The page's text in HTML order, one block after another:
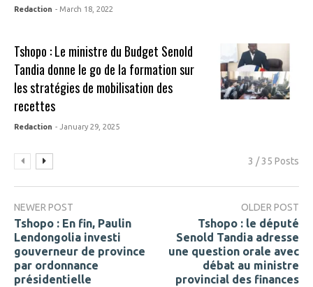
Redaction - March 18, 2022
Tshopo : Le ministre du Budget Senold
Tandia donne le go de la formation sur
les stratégies de mobilisation des
recettes
Redaction - January 29, 2025
3 / 35 Posts
NEWER POST
Tshopo : En fin, Paulin
Lendongolia investi
gouverneur de province
par ordonnance
présidentielle
OLDER POST
Tshopo : le député
Senold Tandia adresse
une question orale avec
débat au ministre
provincial des finances